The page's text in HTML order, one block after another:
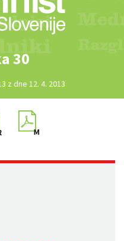
30
z dne 12. 4. 2013